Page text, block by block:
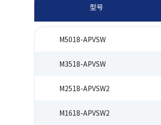
型号
M5018-APVSW
M3518-APVSW
M2518-APVSW2
M1618-APVSW2